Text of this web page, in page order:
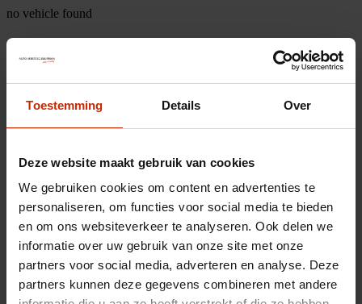
Toestemming Details Over
Deze website maakt gebruik van cookies
We gebruiken cookies om content en advertenties te
personaliseren, om functies voor social media te bieden
en om ons websiteverkeer te analyseren. Ook delen we
informatie over uw gebruik van onze site met onze
partners voor social media, adverteren en analyse. Deze
partners kunnen deze gegevens combineren met andere
no vehicle found